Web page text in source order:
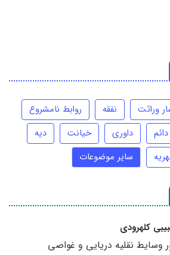
وراثت نفقه
روابط نامشروع
داوری خیانت
دیه
سایر موضوعات
کلهرودی
وسایط نقلیه دریایی و غواصی